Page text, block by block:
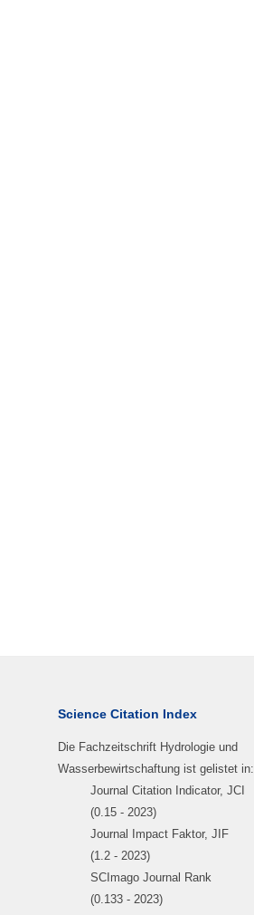
Science Citation Index
Die Fachzeitschrift Hydrologie und
Wasserbewirtschaftung ist gelistet in:
Journal Citation Indicator, JCI
(0.15 - 2023)
Journal Impact Faktor, JIF
(1.2 - 2023)
SCImago Journal Rank
(0.133 - 2023)